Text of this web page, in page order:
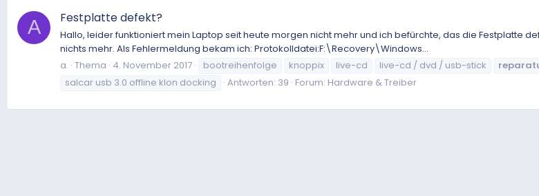
A Festplatte defekt?
Hallo, leider funktioniert mein Laptop seit heute morgen nicht mehr und ich befürchte, das die Festplatte
nichts mehr. Als Fehlermeldung bekam ich: Protokolldatei:F:\Recovery\Windows...
a. Thema 4. November 2017 bootreihenfolge knoppix live-cd live-cd / dvd / usb-stick
salcar usb 3.0 offline klon docking
Antworten: 39 Forum: Hardware & Treiber